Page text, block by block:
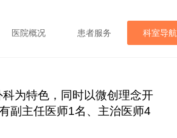
医院概况 患者服务 科室导航
为特色，同时以微创理念开
副主任医师1名、主治医师4